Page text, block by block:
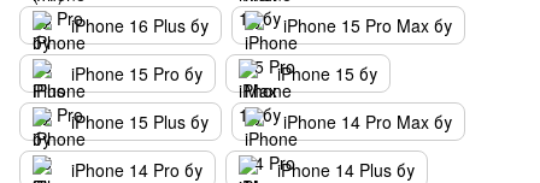
iPhone 16 Plus бу
iPhone 15 Pro Max бу
iPhone 15 Pro бу
iPhone 15 бу
iPhone 15 Plus бу
iPhone 14 Pro Max бу
iPhone 14 Pro бу
iPhone 14 Plus бу